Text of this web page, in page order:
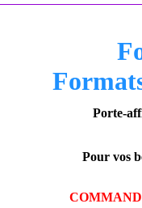
Porte-
Pour vos